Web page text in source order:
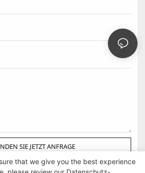
SIE JETZT ANFRAGE
that we give you the best experience